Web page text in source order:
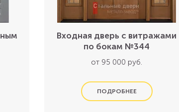
Входная дверь с витражами
по бокам №344
от 95 000 руб.